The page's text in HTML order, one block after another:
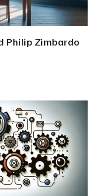
Philip Zimbardo